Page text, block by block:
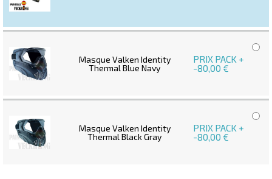
Masque Valken Identity
Thermal Blue Navy
PRIX PACK +
-80,00 €
Masque Valken Identity
Thermal Black Gray
PRIX PACK +
-80,00 €